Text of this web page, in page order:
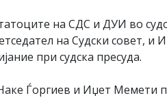
на СДС и ДУИ во
на Судски совет, и
при судска пресуда.
Ѓоргиев и Иџет Мемети